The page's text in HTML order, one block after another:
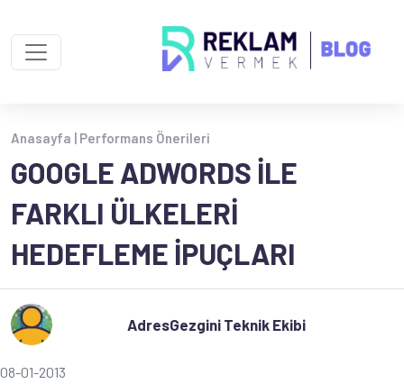
Anasayfa | Performans Önerileri
GOOGLE ADWORDS ILE
FARKLI ÜLKELERI
HEDEFLEME İPUÇLARI
AdresGezgini Teknik Ekibi
08-01-2013